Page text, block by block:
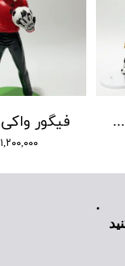
۱,۲۰۰,۰۰۰ تومان
فیگور 6 شخصیت انیمه فوتبالیستها